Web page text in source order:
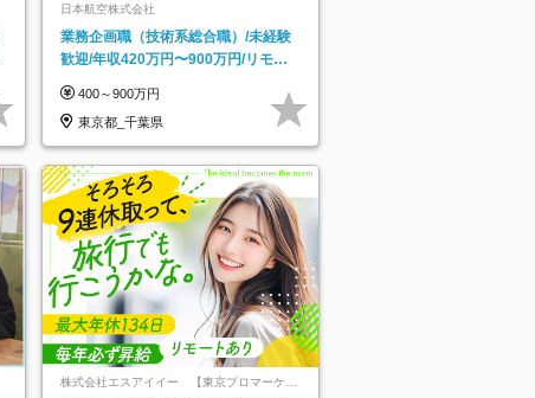
日本航空株式会社
業務企画職（技術系総合職）/未経験
歓迎/年収420万円〜900万円/リモー
400～900万円
東京都_千葉県
株式会社エスアイイー 【東京プロマーケッ